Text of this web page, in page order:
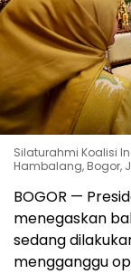
Silaturahmi Koalisi
Hambalang, Bogor,
BOGOR —
menegaskan
sedang
mengganggu